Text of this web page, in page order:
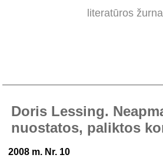
literatūros
Doris Lessing.
nuostatos, paliktos
2008 m. Nr. 10